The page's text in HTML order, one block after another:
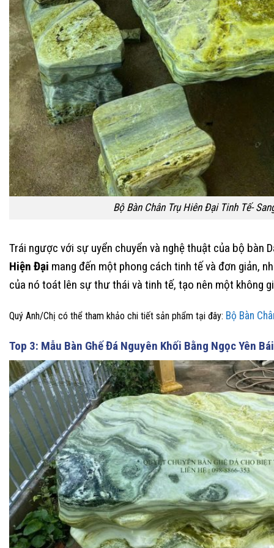
Bộ Bàn Chân Trụ Hiên Đại Tinh Tế-
Trái ngược với sự uyển chuyển và nghệ thuật của bộ bàn
Hiện Đại mang đến một phong cách tinh tế và đơn giản,
của nó toát lên sự thư thái và tinh tế, tạo nên một không
Quý Anh/Chị có thể tham khảo chi tiết sản phẩm tại đây: Bộ Bàn
Top 3: Mẫu Bàn Ghế Đá Nguyên Khối Bằng Ngọc Yên Bái